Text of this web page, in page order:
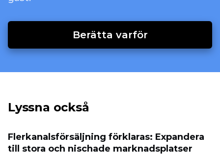
Berätta varför
Lyssna också
Flerkanalsförsäljning förklaras: Expandera
till stora och nischade marknadsplatser